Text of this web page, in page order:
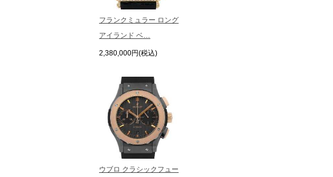
フランクミュラー ロング
アイランド ベ…
2,380,000円(税込)
ウブロ クラシックフュー